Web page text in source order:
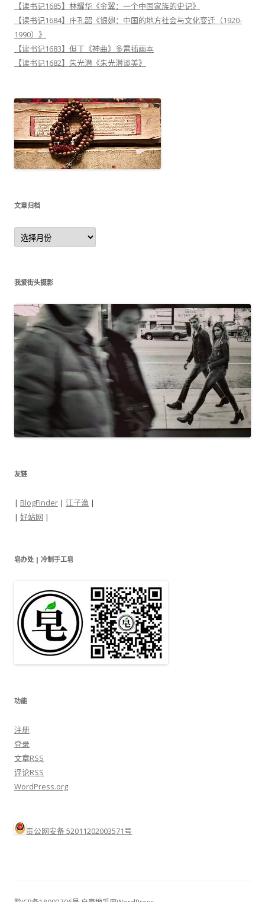
【读书记1685】林耀华《金翼：一个中国家族的史记》
【读书记1684】庄孔韶《银翅：中国的地方社会与文化变迁（1920-
1990）》
【读书记1683】但丁《神曲》多雷插画本
【读书记1682】朱光潜《朱光潜谈美》
文章归档
文
章
归
我爱街头摄影
友链
| BlogFinder | 江子渔 |
| 好站网 |
皂办处 | 冷制手工皂
功能
注册
登录
文章RSS
评论RSS
WordPress.org
贵公网安备 52011202003571号